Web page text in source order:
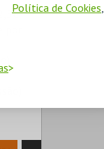
Política de Cookies,
–